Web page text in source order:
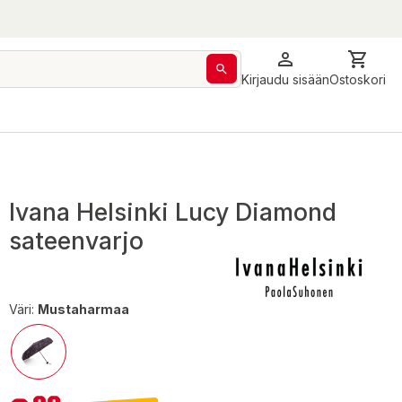
Kirjaudu sisäänOstoskori
Ivana Helsinki Lucy Diamond
sateenvarjo
Väri: Mustaharmaa
9,90 €